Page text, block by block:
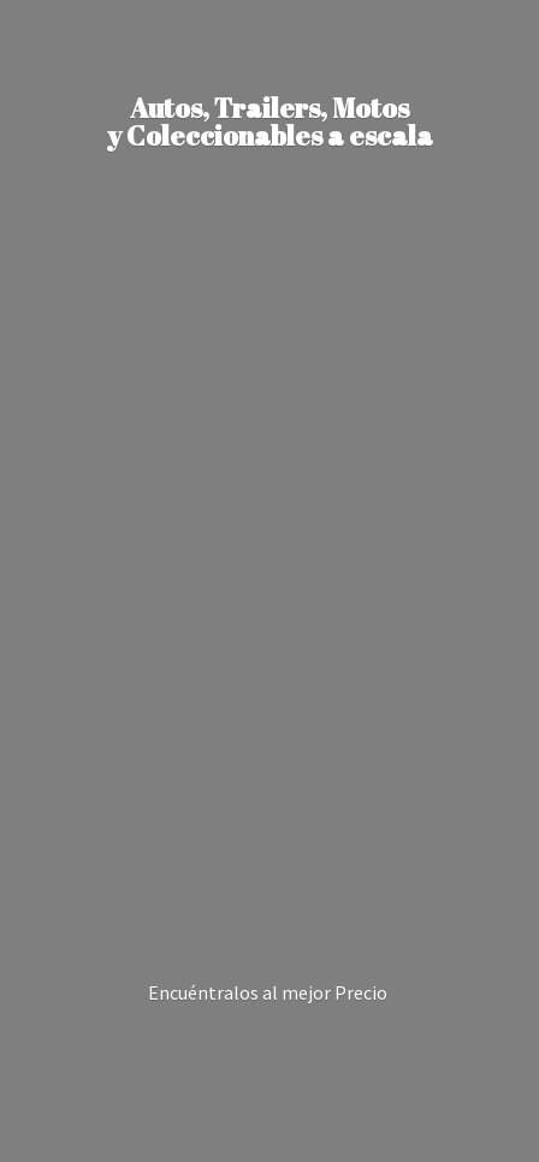
Autos, Trailers, Motos
y Coleccionablesa escala
Encuéntralos al mejor Precio